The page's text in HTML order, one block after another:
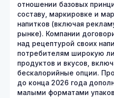
отношении базовых
составу, маркировке и
напитков (включая
рынке). Компании
над рецептурой своих
потребителям широкую
продуктов и вкусов,
бескалорийные опции.
до конца 2026 года
малыми форматами